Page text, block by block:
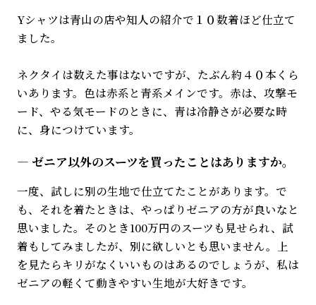
Yシャツは青山の店や知人の紹介で１０数着ほど仕立て
ました。
ネクタイは数えた事はないですが、たぶん約４０本くら
いあります。色は赤系と青系メインです。赤は、攻撃モ
ード、やる気モードのときに、青は冷静さが必要な時
に、身につけています。
ゼニア以外のスーツを買ったことはありますか。
一度、試しに別の生地で仕立てたことがあります。で
も、それを着たときは、やっぱりゼニアの方が良いなと
思いました。そのとき100万円のスーツも見せられ、試
着もしてみましたが、別に欲しいとも思いません。上
を見たらキリがなくいいものはあるのでしょうが、私は
ゼニアの軽くて動きやすい生地が大好きです。